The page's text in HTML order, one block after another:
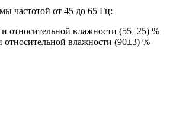
частотой от 45 до 65 Гц:
относительной влажности (55±25) %
влажности (90±3) %